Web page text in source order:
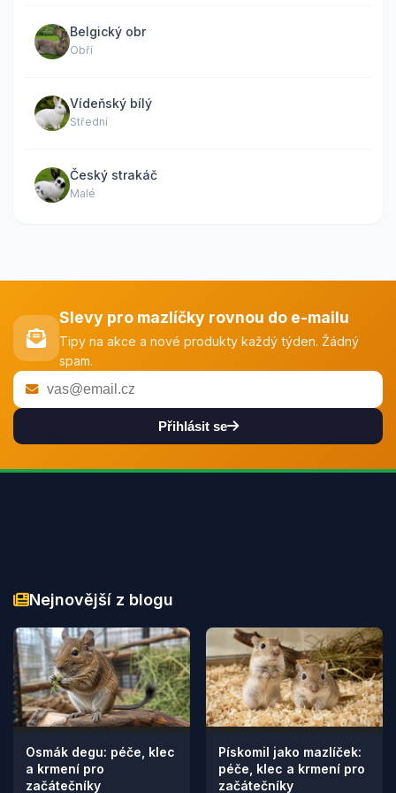
Belgický obr
Obří
Vídeňský bílý
Střední
Český strakáč
Malé
Slevy pro mazlíčky rovnou do e-mailu
Tipy na akce a nové produkty každý týden. Žádný
spam.
Přihlásit se
Nejnovější z blogu
Osmák degu: péče, klec
a krmení pro
začátečníky
Pískomil jako mazlíček:
péče, klec a krmení pro
začátečníky